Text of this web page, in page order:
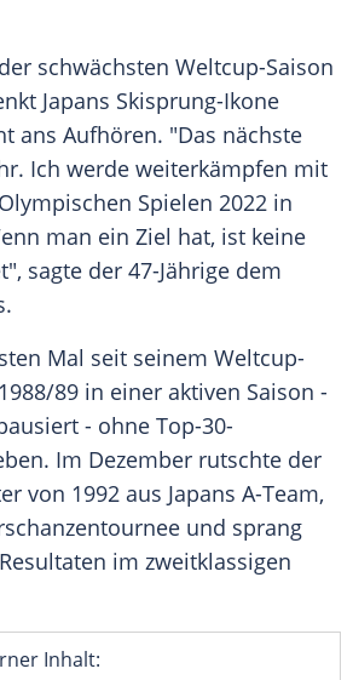
schwächsten Weltcup-Saison
Japans Skisprung-Ikone
ans Aufhören. "Das nächste
Ich werde weiterkämpfen mit
Olympischen Spielen 2022 in
man ein Ziel hat, ist keine
sagte der 47-Jährige dem
Mal seit seinem Weltcup-
89 in einer aktiven Saison -
- ohne Top-30-
Im Dezember rutschte der
von 1992 aus Japans A-Team,
und sprang
im zweitklassigen
Inhalt: